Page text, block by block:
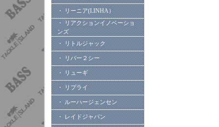
・ リーニア(LINHA）
・ リアクションイノベーショ
ンズ
・ リトルジャック
・ リバー２シー
・ リューギ
・ リプライ
・ ルーハージェンセン
・ レイドジャパン